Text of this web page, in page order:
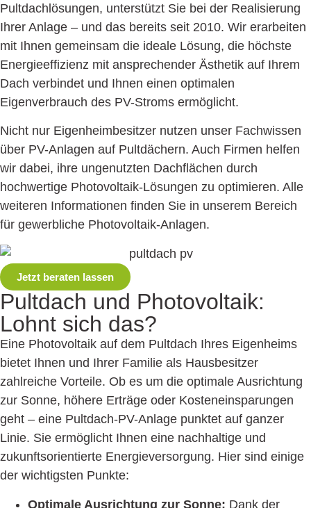
Pultdachlösungen, unterstützt Sie bei der Realisierung
Ihrer Anlage – und das bereits seit 2010. Wir erarbeiten
mit Ihnen gemeinsam die ideale Lösung, die höchste
Energieeffizienz mit ansprechender Ästhetik auf Ihrem
Dach verbindet und Ihnen einen optimalen
Eigenverbrauch des PV-Stroms ermöglicht.
Nicht nur Eigenheimbesitzer nutzen unser Fachwissen
über PV-Anlagen auf Pultdächern. Auch Firmen helfen
wir dabei, ihre ungenutzten Dachflächen durch
hochwertige Photovoltaik-Lösungen zu optimieren. Alle
weiteren Informationen finden Sie in unserem Bereich
für gewerbliche Photovoltaik-Anlagen.
Jetzt beraten lassen
Pultdach und Photo­voltaik:
Lohnt sich das?
Eine Photovoltaik auf dem Pultdach Ihres Eigenheims
bietet Ihnen und Ihrer Familie als Hausbesitzer
zahlreiche Vorteile. Ob es um die optimale Ausrichtung
zur Sonne, höhere Erträge oder Kosteneinsparungen
geht – eine Pultdach-PV-Anlage punktet auf ganzer
Linie. Sie ermöglicht Ihnen eine nachhaltige und
zukunftsorientierte Energieversorgung. Hier sind einige
der wichtigsten Punkte:
Optimale Ausrichtung zur Sonne: Dank der